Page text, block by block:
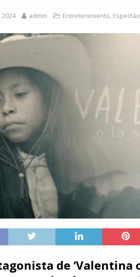
2024 admin Entretenimiento,
de ‘Valentina